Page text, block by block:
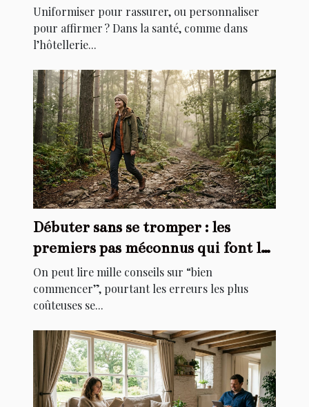
personnalisation ?
Uniformiser pour rassurer, ou personnaliser
pour affirmer ? Dans la santé, comme dans
l’hôtellerie...
Débuter sans se tromper : les
premiers pas méconnus qui font la
différence
On peut lire mille conseils sur “bien
commencer”, pourtant les erreurs les plus
coûteuses se...